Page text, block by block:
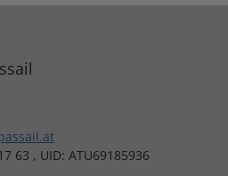
63 , UID: ATU69185936